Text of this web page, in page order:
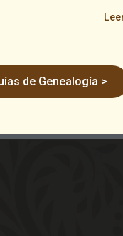
de Genealogía >